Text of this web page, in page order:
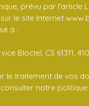
prévu par l'article
le site Internet
à :
Bloctel, CS 61311,
le traitement de vos
notre politique